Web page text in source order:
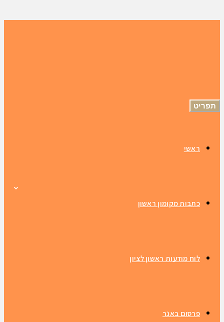
תפריט
ראשי
כתבות מקומון ראשון
לוח מודעות ראשון לציון
פרסום באנר